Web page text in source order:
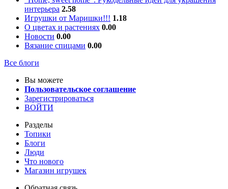
интерьера 2.58
Игрушки от Маришки!!! 1.18
О цветах и растениях 0.00
Новости 0.00
Вязание спицами 0.00
Все блоги
Вы можете
Пользовательское соглашение
Зарегистрироваться
ВОЙТИ
Разделы
Топики
Блоги
Люди
Что нового
Магазин игрушек